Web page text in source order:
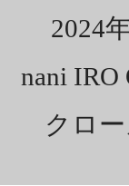
2024
nani IRO
クロ